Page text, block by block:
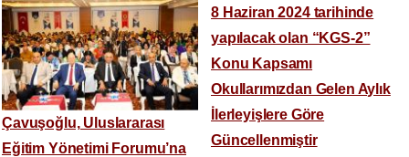
Çavuşoğlu, Uluslararası
Eğitim Yönetimi Forumu’na
8 Haziran 2024 tarihinde
yapılacak olan “KGS-2”
Konu Kapsamı
Okullarımızdan Gelen Aylık
İlerleyişlere Göre
Güncellenmiştir